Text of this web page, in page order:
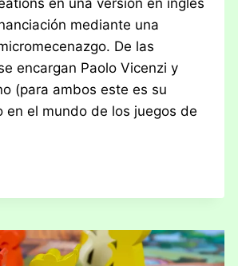
en una versión en inglés
mediante una
De las
encargan Paolo Vicenzi y
(para ambos este es su
en el mundo de los juegos de